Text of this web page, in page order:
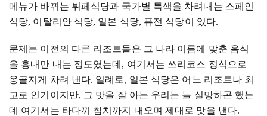
메뉴가 바뀌는 뷔페식당과 국가별 특색을 차려내는 스페인
식당, 이탈리안 식당, 일본 식당, 퓨전 식당이 있다.
문제는 이전의 다른 리조트들은 그 나라 이름에 맞춘 음식
을 흉내만 내는 정도였는데 , 여기서는 쓰리코스 정식으로
옹골지게 차려 낸다. 일례로 , 일본 식당은 어느 리조트나 최
고로 인기이지만, 그 맛을 잘 아는 우리는 늘 실망하곤 했는
데 여기서는 타다끼 참치까지 내오며 제대로 맛을 낸다.